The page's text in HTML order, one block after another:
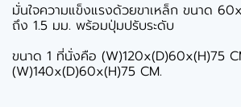
มั่นใจความแข็งแรงด้วยขาเหล็ก ขนาด
ถึง 1.5 มม. พร้อมปุ่มปรับระดับ
ขนาด 1 ที่นั่งคือ (W)120x(D)60x(H)75
(W)140x(D)60x(H)75 CM.